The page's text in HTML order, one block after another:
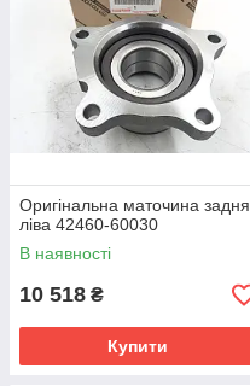
Оригінальна маточина задня
ліва 42460-60030
В наявності
10 518 ₴
Купити